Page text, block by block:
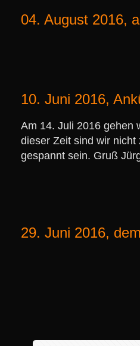
04. August 2016,
10. Juni 2016,
Am 14. Juli 2016 gehen
dieser Zeit sind wir
gespannt sein. Gruß
29. Juni 2016,